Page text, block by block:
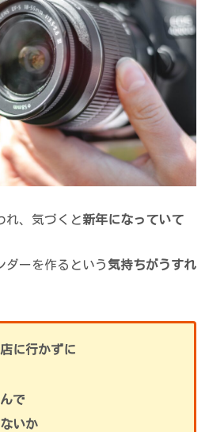
れ、気づくと新年になっていて
ダーを作るという気持ちがうすれ
に行かずに
で
いか